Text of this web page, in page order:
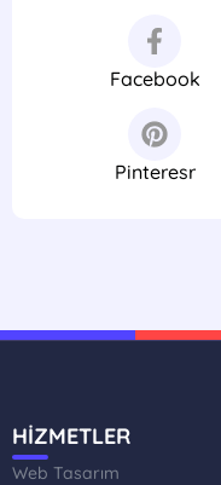
Facebook
Pinteresr
HİZMETLER
Web Tasarım